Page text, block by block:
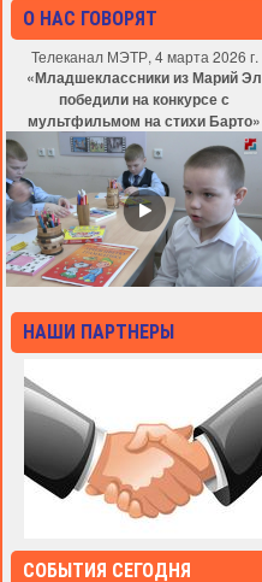
О НАС ГОВОРЯТ
Телеканал МЭТР, 4 марта 2026 г.
«Младшеклассники из Марий Эл
победили на конкурсе с
мультфильмом на стихи Барто»
НАШИ ПАРТНЕРЫ
СОБЫТИЯ СЕГОДНЯ